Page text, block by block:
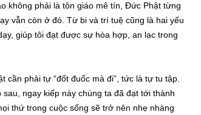
không phải là tôn giáo mê tín, Đức Phật từng
vẫn còn ở đó. Từ bi và trí tuệ cũng là hai yếu
giúp tôi đạt được sự hòa hợp, an lạc trong
phải tự “đốt đuốc mà đi”, tức là tự tu tập.
ngay kiếp này chúng ta đã đạt tới thành
thứ trong cuộc sống sẽ trở nên nhẹ nhàng